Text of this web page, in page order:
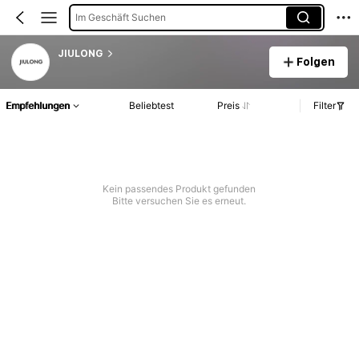
Im Geschäft Suchen
JIULONG
Folgen
Empfehlungen Beliebtest Preis Filter
Kein passendes Produkt gefunden
Bitte versuchen Sie es erneut.